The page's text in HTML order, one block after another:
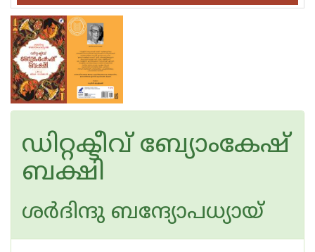
ഡിറ്റക്ടീവ് ബ്യോംകേഷ്
ബക്ഷി
ശര്‍ദിന്ദു ബന്ദ്യോപധ്യായ്